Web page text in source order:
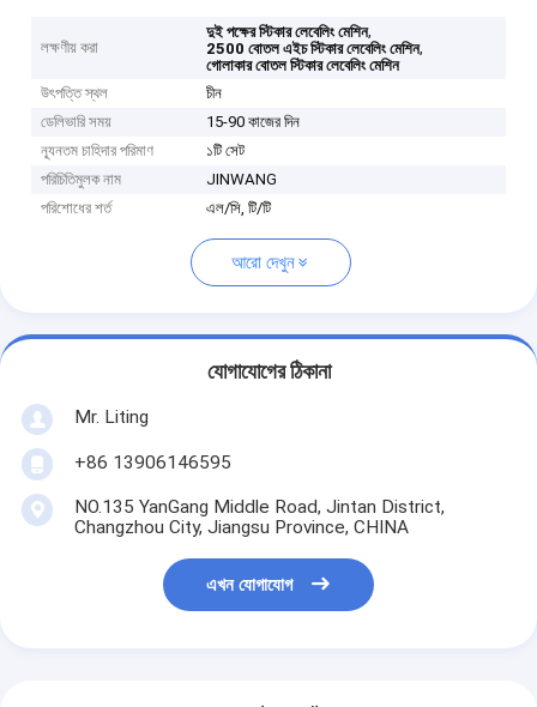
লক্ষণীয় করা
দুই পক্ষের স্টিকার লেবেলিং মেশিন,
2500 বোতল এইচ স্টিকার লেবেলিং মেশিন,
গোলাকার বোতল স্টিকার লেবেলিং মেশিন
উৎপত্তি স্থল
চীন
ডেলিভারি সময়
15-90 কাজের দিন
ন্যূনতম চাহিদার পরিমাণ
১টি সেট
পরিচিতিমুলক নাম
JINWANG
পরিশোধের শর্ত
এল/সি, টি/টি
আরো দেখুন
যোগাযোগের ঠিকানা
Mr. Liting
+86 13906146595
NO.135 YanGang Middle Road, Jintan District,
Changzhou City, Jiangsu Province, CHINA
এখন যোগাযোগ